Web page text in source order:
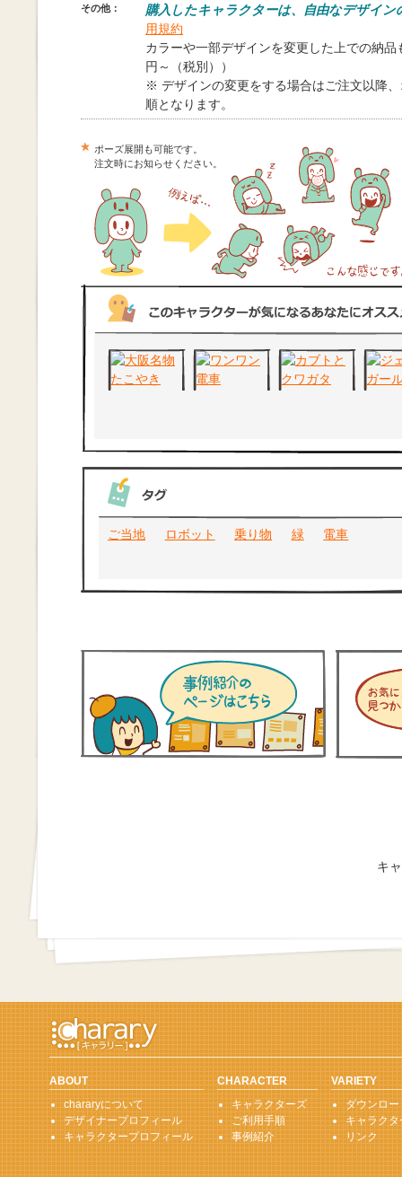
その他：
購入したキャラクターは、自由なデザイン
用規約
カラーや一部デザインを変更した上での納
円～（税別））
※ デザインの変更をする場合はご注文以降
順となります。
ポーズ展開も可能です。
注文時にお知らせください。
ご当地 ロボット 乗り物 緑 電車
キ
ABOUT
chararyについて
デザイナープロフィール
キャラクタープロフィール
CHARACTER
キャラクターズ
ご利用手順
事例紹介
VARIETY
ダウンロ
キャラク
リンク